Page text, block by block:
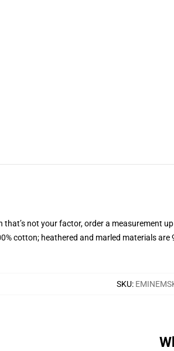
that’s not your factor, order a measurement up
cotton; heathered and marled materials are
SKU: